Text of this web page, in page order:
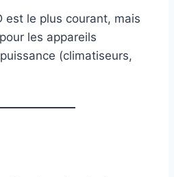
est le plus courant, mais
les appareils
(climatiseurs,